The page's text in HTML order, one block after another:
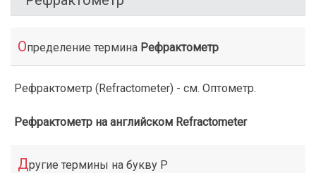
Определение термина Рефрактометр
Рефрактометр (Refractometer) - см. Оптометр.
Рефрактометр на английском Refractometer
Другие термины на букву Р